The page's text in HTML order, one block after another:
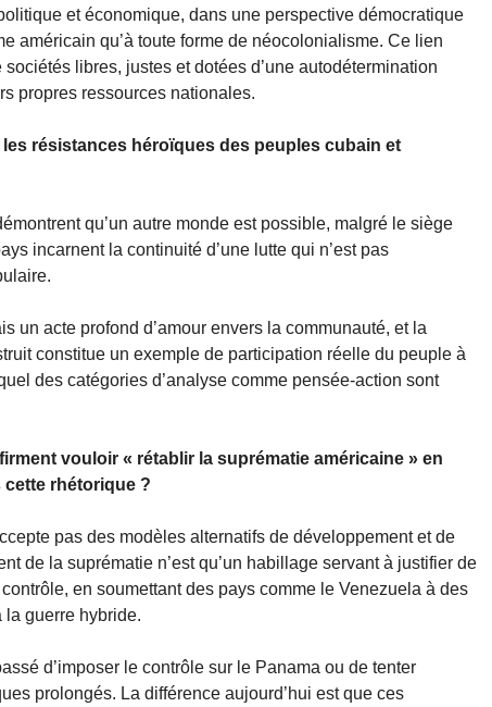
et économique, dans une perspective démocratique
américain qu’à toute forme de néocolonialisme. Ce lien
libres, justes et dotées d’une autodétermination
propres ressources nationales.
résistances héroïques des peuples cubain et
qu’un autre monde est possible, malgré le siège
incarnent la continuité d’une lutte qui n’est pas
un acte profond d’amour envers la communauté, et la
constitue un exemple de participation réelle du peuple à
des catégories d’analyse comme pensée-action sont
vouloir « rétablir la suprématie américaine » en
cette rhétorique ?
pas des modèles alternatifs de développement et de
de la suprématie n’est qu’un habillage servant à justifier de
en soumettant des pays comme le Venezuela à des
guerre hybride.
d’imposer le contrôle sur le Panama ou de tenter
prolongés. La différence aujourd’hui est que ces